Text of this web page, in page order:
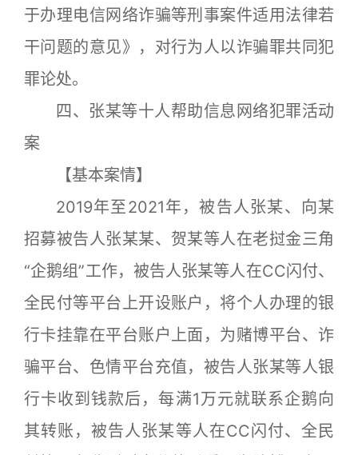
于办理电信网络诈骗等刑事案件适用法律若
干问题的意见》，对行为人以诈骗罪共同犯
罪论处。
四、张某等十人帮助信息网络犯罪活动
案
【基本案情】
2019年至2021年，被告人张某、向某
招募被告人张某某、贺某等人在老挝金三角
“企鹅组”工作，被告人张某等人在CC闪付、
全民付等平台上开设账户，将个人办理的银
行卡挂靠在平台账户上面，为赌博平台、诈
骗平台、色情平台充值，被告人张某等人银
行卡收到钱款后，每满1万元就联系企鹅向
其转账，被告人张某等人在CC闪付、全民